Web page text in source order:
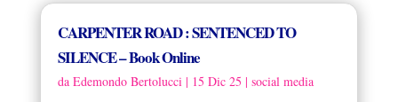
CARPENTER ROAD : SENTENCED TO
SILENCE – Book Online
da Edemondo Bertolucci| 15 Dic 25 | social media